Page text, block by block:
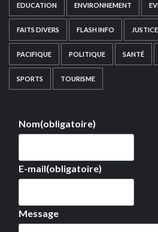
EDUCATION ENVIRONNEMENT
FAITS DIVERS FLASH INFO JUSTICE
PACIFIQUE POLITIQUE SANTÉ
SPORTS TOURISME
Nom(obligatoire)
E-mail(obligatoire)
Message